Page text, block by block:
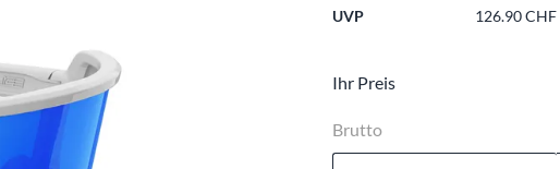
UVP
126.90 CHF
Ihr Preis
Brutto